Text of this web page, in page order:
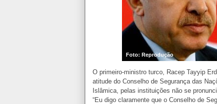
Foto: Reprodução
O primeiro-ministro turco, Racep Tayyip
atitude do Conselho de Segurança das
Islâmica, pelas instituições não se
“Eu digo claramente que o Conselho de